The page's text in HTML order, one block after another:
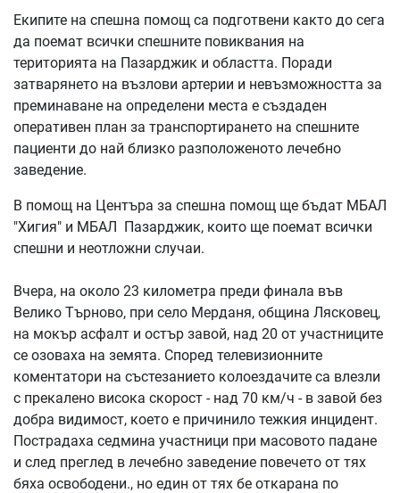
Екипите на спешна помощ са подготвени както до сега
да поемат всички спешните повиквания на
територията на Пазарджик и областта. Поради
затварянето на възлови артерии и невъзможността за
преминаване на определени места е създаден
оперативен план за транспортирането на спешните
пациенти до най близко разположеното лечебно
заведение.
В помощ на Центъра за спешна помощ ще бъдат МБАЛ
"Хигия" и МБАЛ Пазарджик, които ще поемат всички
спешни и неотложни случаи.
Вчера, на около 23 километра преди финала във
Велико Търново, при село Мерданя, община Лясковец,
на мокър асфалт и остър завой, над 20 от участниците
се озоваха на земята. Според телевизионните
коментатори на състезанието колоездачите са влезли
с прекалено висока скорост - над 70 км/ч - в завой без
добра видимост, което е причинило тежкия инцидент.
Пострадаха седмина участници при масовото падане
и след преглед в лечебно заведение повечето от тях
бяха освободени., но един от тях бе откарана по